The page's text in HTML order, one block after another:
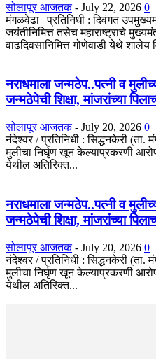
सोलापूर आजतक - July 22, 2026 0
मंगळवेढा | प्रतिनिधी : दिवंगत
जयंतीनिमित्त तसेच महाराष्ट्राचे
वाढदिवसानिमित्त गोणेवाडी येथे शालेय
नराधमाला जन्मठेप..पत्नी व
जन्मठेपेची शिक्षा, मांजरांच्या
सोलापूर आजतक - July 20, 2026 0
नंदेश्वर / प्रतिनिधी : सिद्धनकेरी
मुलीचा निर्घृण खून केल्याप्रकरणी
येथील अतिरिक्त...
नराधमाला जन्मठेप..पत्नी व
जन्मठेपेची शिक्षा, मांजरांच्या
सोलापूर आजतक - July 20, 2026 0
नंदेश्वर / प्रतिनिधी : सिद्धनकेरी
मुलीचा निर्घृण खून केल्याप्रकरणी
येथील अतिरिक्त...